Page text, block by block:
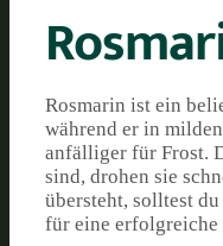
Rosmarin ist ein
während er in
anfälliger für Frost.
sind, drohen sie
übersteht, solltest
für eine